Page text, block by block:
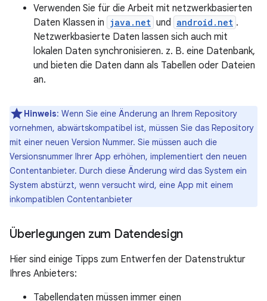
Verwenden Sie für die Arbeit mit netzwerkbasierten
Daten Klassen in java.net und android.net .
Netzwerkbasierte Daten lassen sich auch mit
lokalen Daten synchronisieren. z. B. eine Datenbank,
und bieten die Daten dann als Tabellen oder Dateien
an.
Hinweis: Wenn Sie eine Änderung an Ihrem Repository
vornehmen, abwärtskompatibel ist, müssen Sie das Repository
mit einer neuen Version Nummer. Sie müssen auch die
Versionsnummer Ihrer App erhöhen, implementiert den neuen
Contentanbieter. Durch diese Änderung wird das System ein
System abstürzt, wenn versucht wird, eine App mit einem
inkompatiblen Contentanbieter
Überlegungen zum Datendesign
Hier sind einige Tipps zum Entwerfen der Datenstruktur
Ihres Anbieters:
Tabellendaten müssen immer einen